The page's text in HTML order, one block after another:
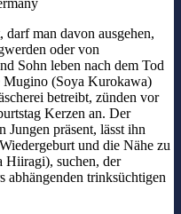
man davon ausgehen,
oder von
Sohn leben nach dem Tod
Mugino (Soya Kurokawa)
betreibt, zünden vor
Kerzen an. Der
Jungen präsent, lässt ihn
und die Nähe zu
Hiiragi), suchen, der
abhängenden trinksüchtigen